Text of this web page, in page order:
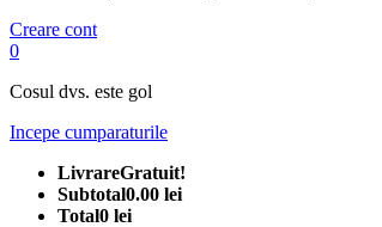
Creare cont
0
Cosul dvs. este gol
Incepe cumparaturile
LivrareGratuit!
Subtotal0.00 lei
Total0 lei